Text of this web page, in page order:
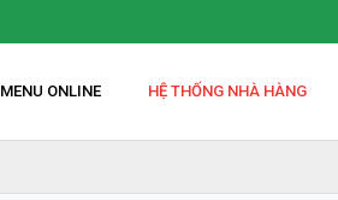
MENU ONLINE HỆ THỐNG NHÀ HÀNG